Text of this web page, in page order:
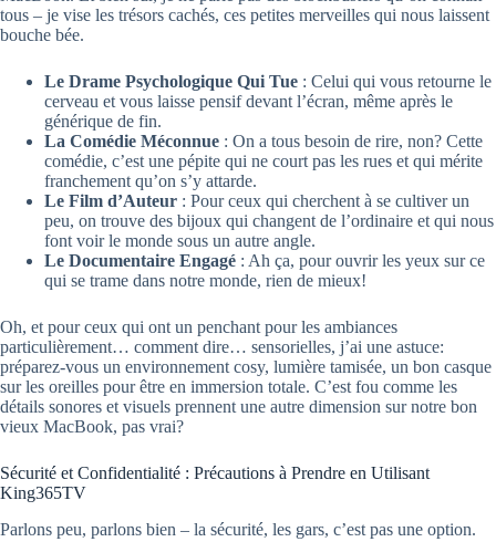
tous – je vise les trésors cachés, ces petites merveilles qui nous laissent
bouche bée.
Le Drame Psychologique Qui Tue : Celui qui vous retourne le
cerveau et vous laisse pensif devant l’écran, même après le
générique de fin.
La Comédie Méconnue : On a tous besoin de rire, non? Cette
comédie, c’est une pépite qui ne court pas les rues et qui mérite
franchement qu’on s’y attarde.
Le Film d’Auteur : Pour ceux qui cherchent à se cultiver un
peu, on trouve des bijoux qui changent de l’ordinaire et qui nous
font voir le monde sous un autre angle.
Le Documentaire Engagé : Ah ça, pour ouvrir les yeux sur ce
qui se trame dans notre monde, rien de mieux!
Oh, et pour ceux qui ont un penchant pour les ambiances
particulièrement… comment dire… sensorielles, j’ai une astuce:
préparez-vous un environnement cosy, lumière tamisée, un bon casque
sur les oreilles pour être en immersion totale. C’est fou comme les
détails sonores et visuels prennent une autre dimension sur notre bon
vieux MacBook, pas vrai?
Sécurité et Confidentialité : Précautions à Prendre en Utilisant
King365TV
Parlons peu, parlons bien – la sécurité, les gars, c’est pas une option.